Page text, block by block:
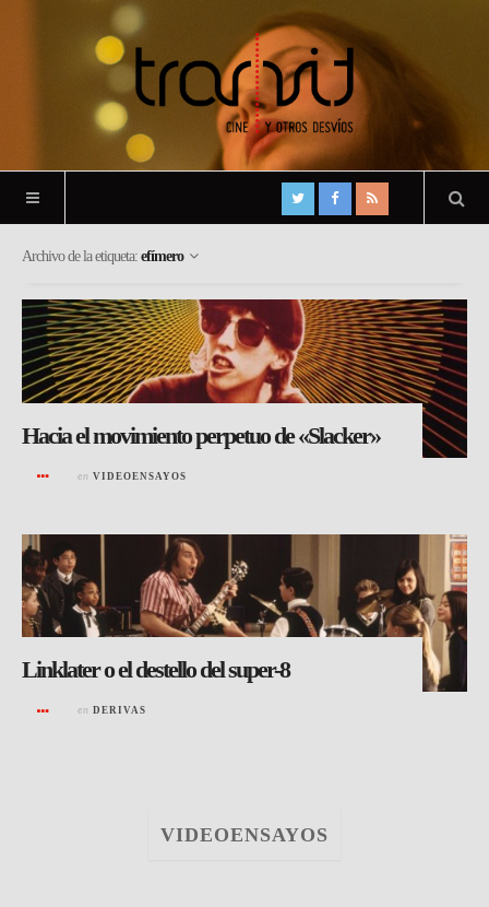
Archivo de la etiqueta: efímero
Hacia el movimiento perpetuo de «Slacker»
en VIDEOENSAYOS
Linklater o el destello del super-8
en DERIVAS
VIDEOENSAYOS